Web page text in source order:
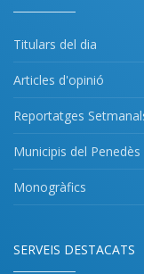
Titulars del dia
Articles d'opinió
Reportatges
Municipis del Penedès
Monogràfics
SERVEIS DESTACATS